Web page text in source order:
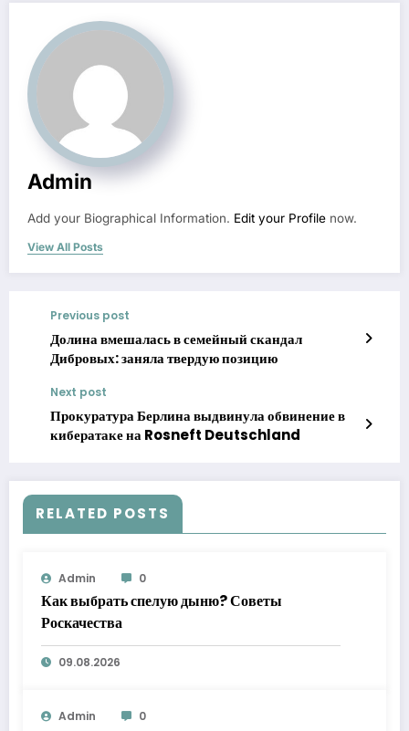
Admin
Add your Biographical Information. Edit your Profile now.
View All Posts
Previous post
Долина вмешалась в семейный скандал
Дибровых: заняла твердую позицию
Next post
Прокуратура Берлина выдвинула обвинение в
кибератаке на Rosneft Deutschland
RELATED POSTS
Admin 0
Как выбрать спелую дыню? Советы
Роскачества
09.08.2026
Admin 0